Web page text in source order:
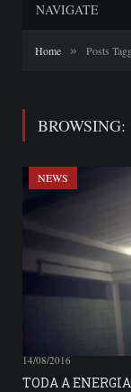
NAVIGATE
Home » Posts
BROWSING:
NEWS
14/08/2016
TODA A